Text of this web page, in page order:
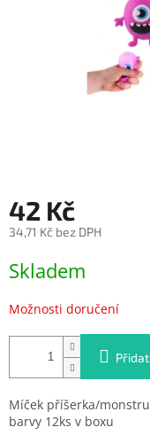
42 Kč
34,71 Kč bez DPH
cena:
Skladem
Možnosti doručení
Míček příšerka/
barvy 12ks v boxu